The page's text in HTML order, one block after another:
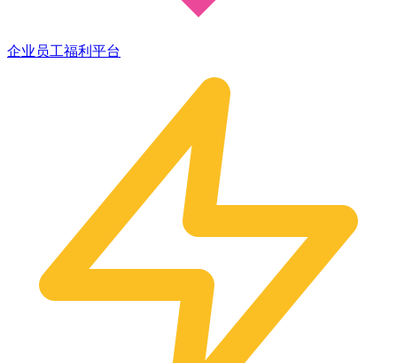
企业员工福利平台